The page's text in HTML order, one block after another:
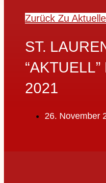
Zurück Zu
ST.
2021
26. November